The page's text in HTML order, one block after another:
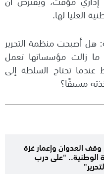
العليا لها.
هل أصبحت منظمة التحرير
زالت مؤسساتها تعمل
عندما تحتاج السلطة إلى
مسبقًا؟
وقف العدوان وإعمار غزة
الوطنية.. "على درب